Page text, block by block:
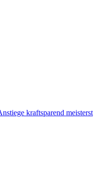
kraftsparend meisterst